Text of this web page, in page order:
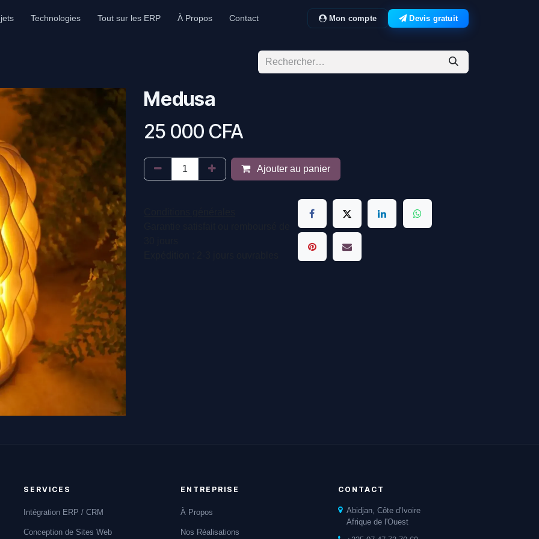
Technologies Tout sur les ERP À Propos Contact Mon compte Devis gratuit
Medusa
25 000 CFA
Ajouter au panier
SERVICES
Intégration ERP / CRM
Conception de Sites Web
ENTREPRISE
À Propos
Nos Réalisations
CONTACT
Abidjan, Côte d'Ivoire
Afrique de l'Ouest